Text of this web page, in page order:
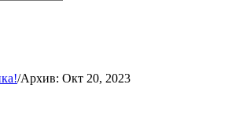
/Архив: Окт 20, 2023